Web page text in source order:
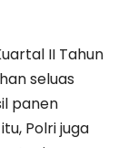
II Tahun
seluas
panen
Polri juga